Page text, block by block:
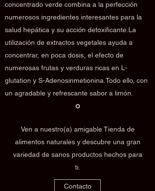
Ven a nuestro(a) amigable Tienda de
alimentos naturales y descubre una gran
variedad de sanos productos hechos para
ti.
Contacto
concentrado verde combina a la perfección
numerosos ingredientes interesantes para la
salud hepática y su acción detoxificante.La
utilización de extractos vegetales ayuda a
concentrar, en poca dosis, el efecto de
numerosas frutas y verduras ricas en L-
glutation y S-Adenosinmetionina.Todo ello, con
un agradable y refrescante sabor a limón.